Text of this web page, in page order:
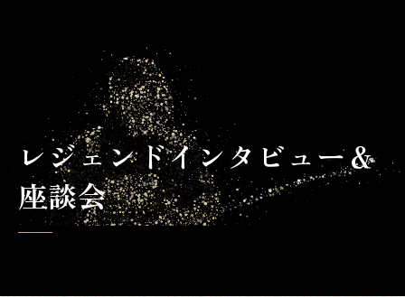
レジェンドインタビュー＆
座談会